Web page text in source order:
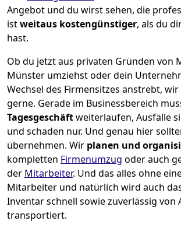
Angebot und du wirst sehen, die
istweitaus kostengünstiger, als du
hast.
Ob du jetzt aus privaten Gründen von
Münster umziehst oder dein
Wechsel des Firmensitzes anstrebt,
gerne. Gerade im Businessbereich
Tagesgeschäftweiterlaufen, Ausfälle
und schaden nur. Und genau hier
übernehmen. Wir planen und
kompletten Firmenumzug oder auch
der Mitarbeiter. Und das alles ohne
Mitarbeiter und natürlich wird auch
Inventar schnell sowie zuverlässig von
transportiert.